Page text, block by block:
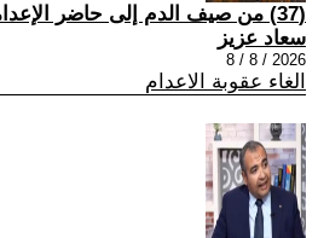
(37) من صيف الدم إلى حاضر الإعدامات
سعاد عزيز
2026 / 8 / 8
الغاء عقوبة الاعدام